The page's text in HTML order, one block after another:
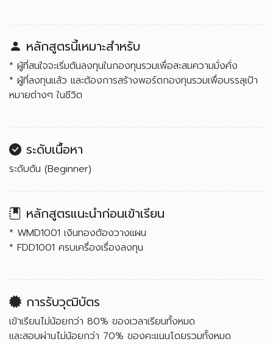
หลักสูตรนี้เหมาะสำหรับ
* ผู้ที่สนใจจะเริ่มต้นลงทุนในกองทุนรวมเพื่อสะสมความมั่งคั่ง
* ผู้ที่ลงทุนแล้ว และต้องการสร้างพอร์ตกองทุนรวมเพื่อบรรลุเป้า
หมายต่างๆ ในชีวิต
ระดับเนื้อหา
ระดับต้น (Beginner)
หลักสูตรแนะนำก่อนเข้าเรียน
* WMD1001 เงินทองต้องวางแผน
* FDD1001 ครบเครื่องเรื่องลงทุน
การรับวุฒิบัตร
เข้าเรียนไม่น้อยกว่า 80% ของเวลาเรียนทั้งหมด
และสอบผ่านไม่น้อยกว่า 70% ของคะแนนโดยรวมทั้งหมด